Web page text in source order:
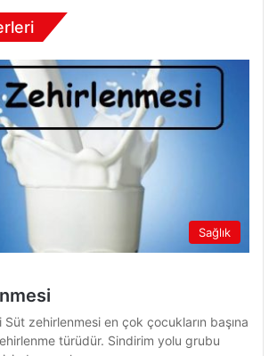
Sağlık
zehirlenmesi en çok çocukların başına
türüdür. Sindirim yolu grubu